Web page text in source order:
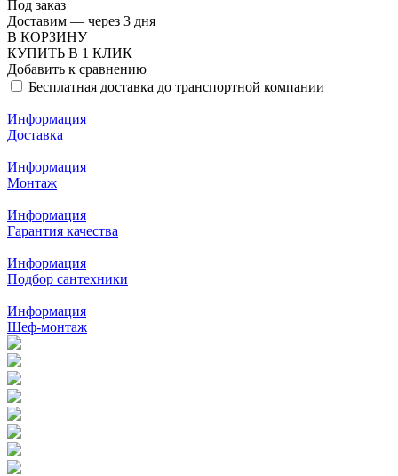
Под заказ
Доставим — через 3 дня
В КОРЗИНУ
КУПИТЬ В 1 КЛИК
Добавить к сравнению
Бесплатная доставка до транспортной компании
Информация
Доставка
Информация
Монтаж
Информация
Гарантия качества
Информация
Подбор сантехники
Информация
Шеф-монтаж